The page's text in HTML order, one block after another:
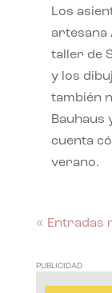
Los
artesana
taller de
y los
también
Bauhaus
cuenta
verano.
« Entradas
PUBLICIDAD